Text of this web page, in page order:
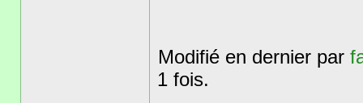
Modifié en dernier par
1 fois.